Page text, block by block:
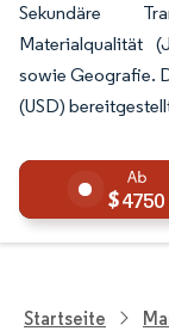
Sekundäre
Materialqualität
sowie Geografie.
(USD)
4750
Startseite